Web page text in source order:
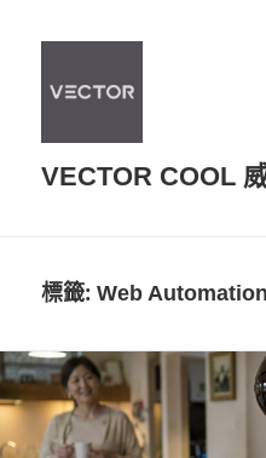
VECTOR COOL
標籤:Web Automation